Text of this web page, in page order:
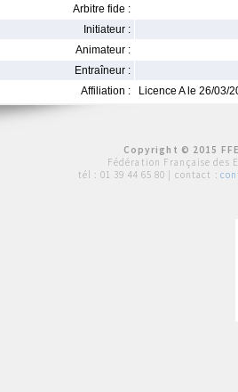
Arbitre fide :
Initiateur :
Animateur :
Entraîneur :
Affiliation :
Licence A le 26/03/
Copyright © 2015
Fédération Française des
tél : 01 39 44 65 80 | contact :